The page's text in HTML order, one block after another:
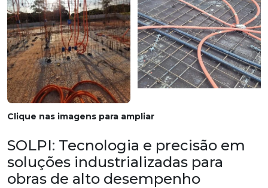
Clique nas imagens para ampliar
SOLPI: Tecnologia e precisão em
soluções industrializadas para
obras de alto desempenho